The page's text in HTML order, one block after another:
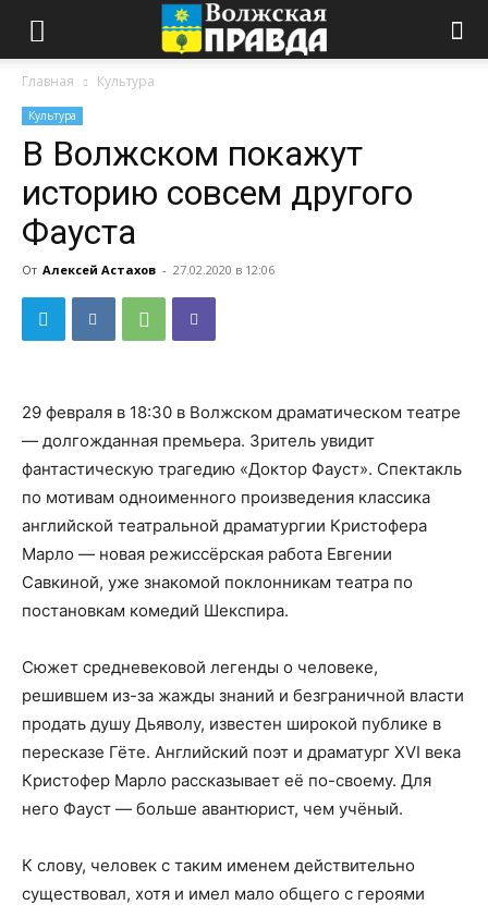
Главная Культура
Культура
В Волжском покажут
историю совсем другого
Фауста
От Алексей Астахов - 27.02.2020 в 12:06
29 февраля в 18:30 в Волжском драматическом театре
— долгожданная премьера. Зритель увидит
фантастическую трагедию «Доктор Фауст». Спектакль
по мотивам одноименного произведения классика
английской театральной драматургии Кристофера
Марло — новая режиссёрская работа Евгении
Савкиной, уже знакомой поклонникам театра по
постановкам комедий Шекспира.
Сюжет средневековой легенды о человеке,
решившем из-за жажды знаний и безграничной власти
продать душу Дьяволу, известен широкой публике в
пересказе Гёте. Английский поэт и драматург XVI века
Кристофер Марло рассказывает её по-своему. Для
него Фауст — больше авантюрист, чем учёный.
К слову, человек с таким именем действительно
существовал, хотя и имел мало общего с героями